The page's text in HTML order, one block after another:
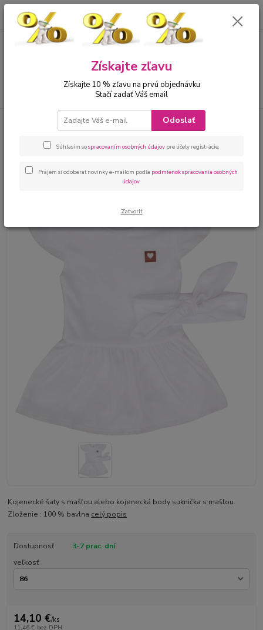
00421 905 612848 za0 €
Kojenecké oblečenie sety
Kojenecké šaty bodysukňa a
Kojenecké šaty bodysukňa a
mašľa biela
Kojenecké šaty s mašľou alebo kojenecká body suknička s mašľou.
Zloženie : 100 % bavlna celý popis
Dostupnosť
3-7 prac. dní
veľkosť
14,10 €/ks
11,46 € bez DPH
Získajte zľavu
Získajte 10 % zľavu na prvú objednávku
Stačí zadať Váš email
Odoslať
Súhlasím sospracovaním osobných údajov pre účely registrácie.
Prajem si odoberať novinky e-mailom podľa podmienok spracovania osobných
údajov.
Zatvoriť